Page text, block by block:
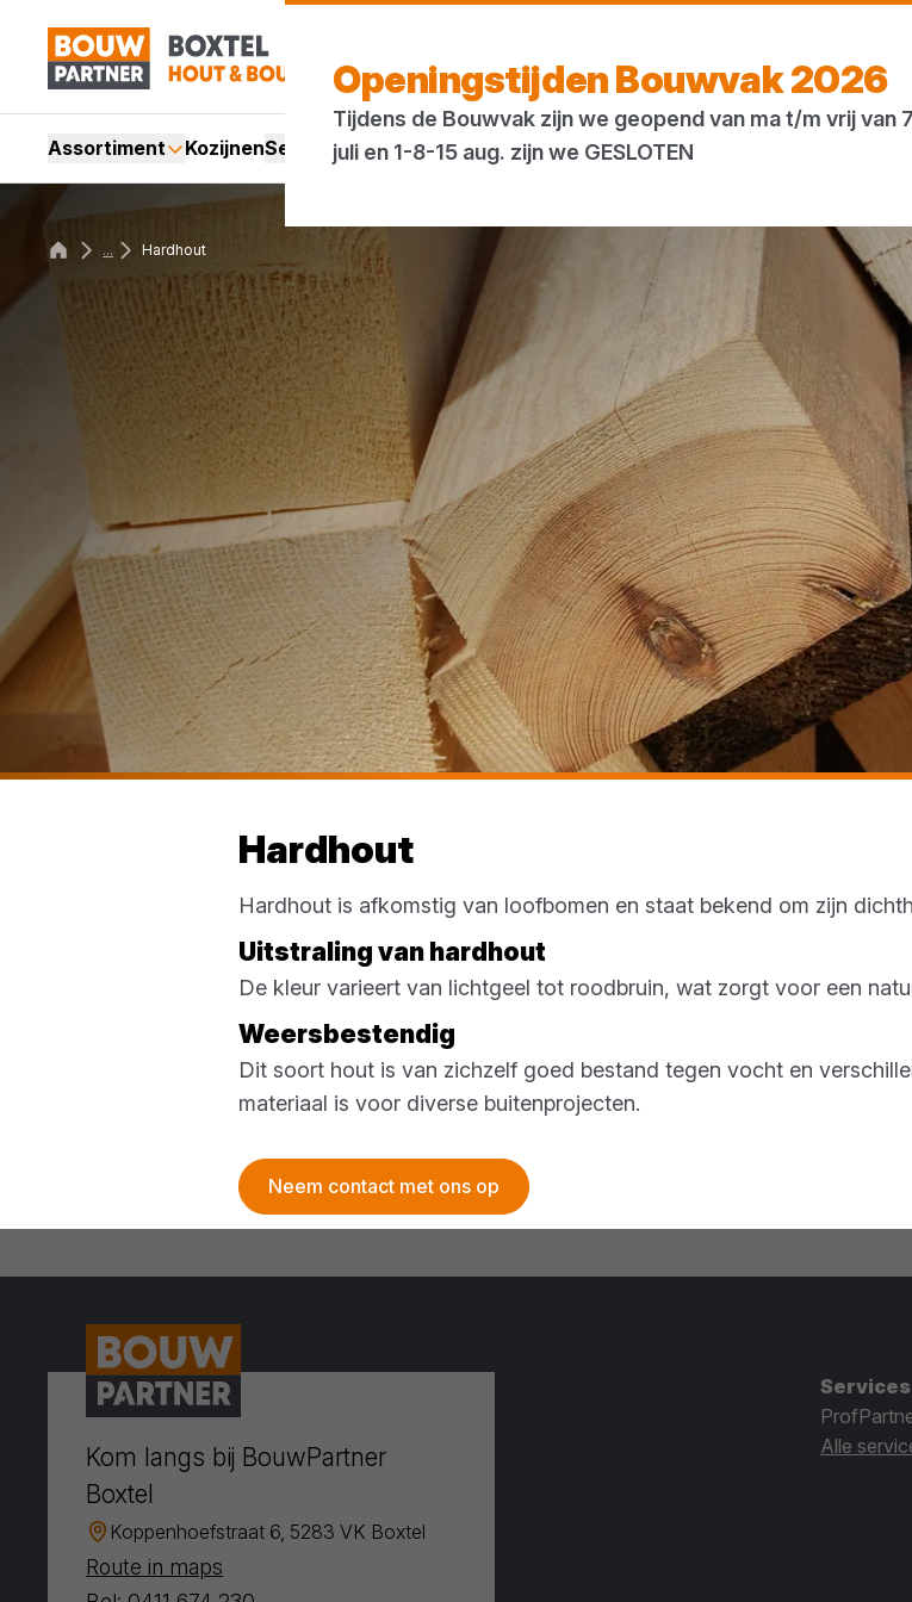
Assortiment KozijnenServices ActiesMerken BlogsHoutweb
... Hardhout
Hardhout
Hardhout is afkomstig van loofbomen en staat bekend om zijn
Uitstraling van hardhout
De kleur varieert van lichtgeel tot roodbruin, wat zorgt voor een
Weersbestendig
Dit soort hout is van zichzelf goed bestand tegen vocht en
materiaal is voor diverse buitenprojecten.
Neem contact met ons op
Openingstijden Bouwvak 2026
Tijdens de Bouwvak zijn we geopend van ma t/m vrij van
juli en 1-8-15 aug. zijn we GESLOTEN
Kom langs bij BouwPartner
Boxtel
Koppenhoefstraat 6, 5283 VK Boxtel
Route in maps
Services
Alle